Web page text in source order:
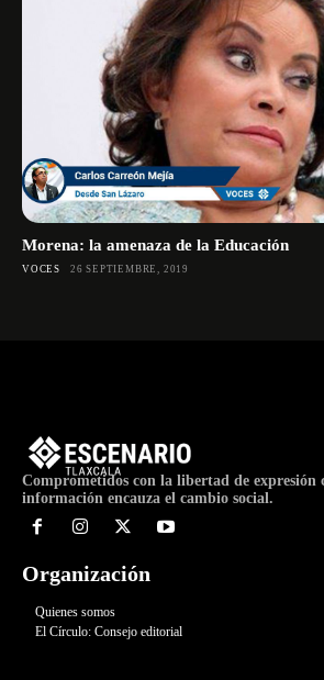
Morena: la amenaza de la Educación
VOCES 26 SEPTIEMBRE, 2019
Comprometidos con la libertad de expresión
información encauza el cambio social.
Organización
Quienes somos
El Círculo: Consejo editorial